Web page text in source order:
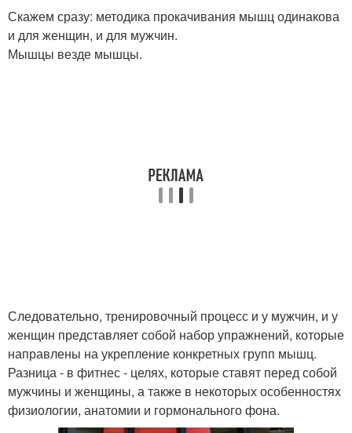
Скажем сразу: методика прокачивания мышц одинакова
и для женщин, и для мужчин.
Мышцы везде мышцы.
Следовательно, тренировочный процесс и у мужчин, и у
женщин представляет собой набор упражнений, которые
направлены на укрепление конкретных групп мышц.
Разница - в фитнес - целях, которые ставят перед собой
мужчины и женщины, а также в некоторых особенностях
физиологии, анатомии и гормонального фона.